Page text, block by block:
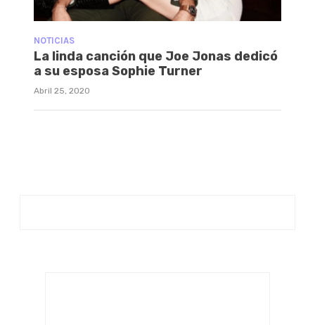
NOTICIAS
La linda canción que Joe Jonas dedicó
a su esposa Sophie Turner
Abril 25, 2020